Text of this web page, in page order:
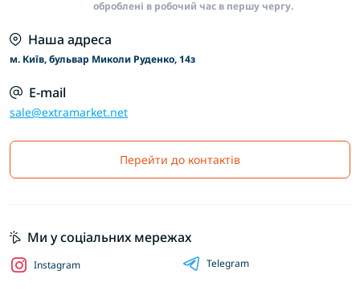
оброблені в робочий час в першу чергу.
Наша адреса
м. Київ, бульвар Миколи Руденко, 14з
E-mail
sale@extramarket.net
Перейти до контактів
Ми у соціальних мережах
Instagram Telegram